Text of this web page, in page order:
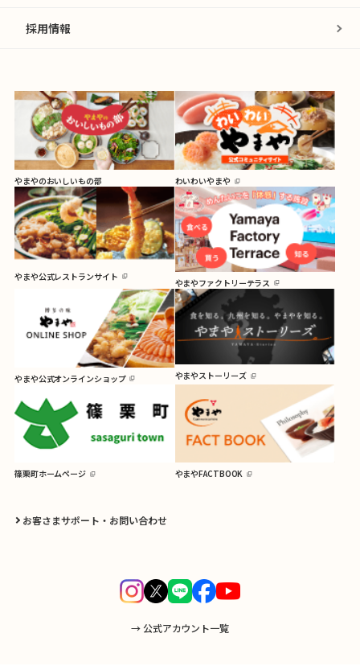
採用情報
お客さまサポート・お問い合わせ
→ 公式アカウント一覧
やまやのおいしいもの部 わいわいやまや
やまや公式レストランサイト
やまやファクトリーテラス
やまや公式オンラインショップ やまやストーリーズ
篠栗町ホームページ やまやFACTBOOK